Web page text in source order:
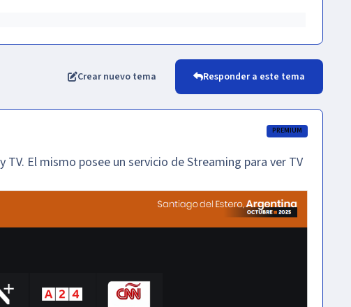
Crear nuevo tema Responder a este tema
PREMIUM
El mismo posee un servicio de Streaming para ver TV